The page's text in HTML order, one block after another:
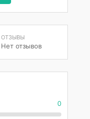
ОТЗЫВЫ
Нет отзывов
0